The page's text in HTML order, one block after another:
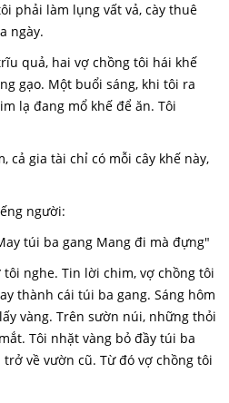
phải làm lụng vất vả, cày thuê
ngày.
quả, hai vợ chồng tôi hái khế
gạo. Một buổi sáng, khi tôi ra
lạ đang mổ khế để ăn. Tôi
cả gia tài chỉ có mỗi cây khế này,
người:
túi ba gang Mang đi mà đựng"
tôi nghe. Tin lời chim, vợ chồng tôi
thành cái túi ba gang. Sáng hôm
vàng. Trên sườn núi, những thỏi
Tôi nhặt vàng bỏ đầy túi ba
về vườn cũ. Từ đó vợ chồng tôi